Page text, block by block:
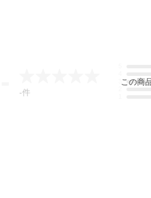
-件
この商